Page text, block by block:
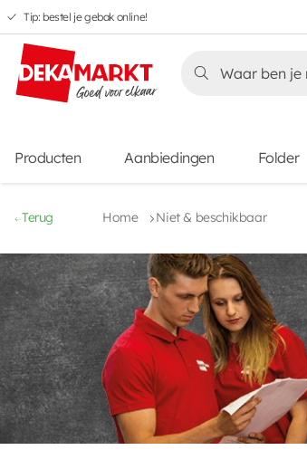
Overslaan
naar
hoofdnavigatie
Overslaan
naar
hoofdinhoud
Overslaan
naar
voettekstinhoud
Overslaan
naar
aanbiedingen
Tip: bestel je gebak online!
Producten Aanbiedingen Folder
Terug Home Niet & beschikbaar